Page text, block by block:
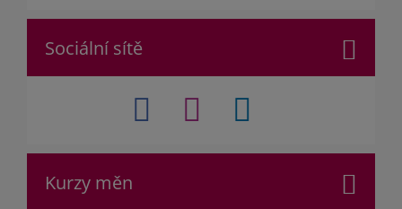
Sociální sítě
Kurzy měn